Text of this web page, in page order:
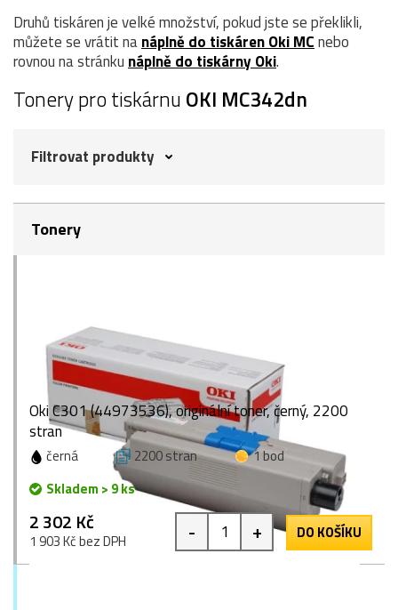
Druhů tiskáren je velké množství, pokud jste se překlikli,
můžete se vrátit nanáplně do tiskáren Oki MCnebo
rovnou na stránku náplně do tiskárny Oki.
Tonery pro tiskárnu OKI MC342dn
Filtrovat produkty
Tonery
Oki C301 (44973536), originální toner, černý, 2200
stran
černá 2200 stran
1 bod
Skladem > 9 ks
2 302 Kč
1 903 Kč bez DPH - + DO KOŠÍKU